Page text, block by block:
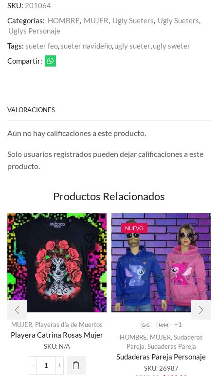
SKU: 201064
Categorías: HOMBRE, MUJER, Ugly Sueters, Ugly Sueters,
Uglys Personaje
Tags: sueter feo,sueter navideño,ugly sueter,ugly sweter
Compartir:
VALORACIONES
Aún no hay calificaciones a este producto.
Solo usuarios registrados pueden dejar calificaciones a este
producto.
Productos Relacionados
MUJER, Playeras día de Muertos
Playera Catrina Rosas Mujer
SKU: N/A
Playera
NUEVO
G/G M/M
+1
HOMBRE, MUJER, Sudaderas
Pareja, Sudaderas Pareja
Sudaderas Pareja Personaje
SKU:26987
Este
producto
tiene
múltiples